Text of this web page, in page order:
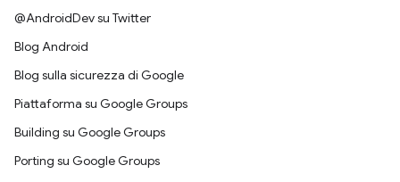
@AndroidDev su Twitter
Blog Android
Blog sulla sicurezza di Google
Piattaforma su Google Groups
Building su Google Groups
Porting su Google Groups